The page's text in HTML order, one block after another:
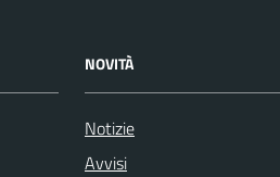
NOVITÀ
Notizie
Avvisi